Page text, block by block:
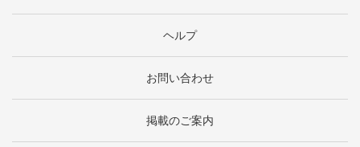
ヘルプ
お問い合わせ
掲載のご案内